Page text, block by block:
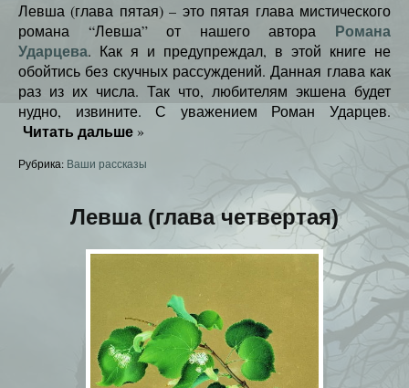
Левша (глава пятая) – это пятая глава мистического
романа “Левша” от нашего автора Романа
Ударцева. Как я и предупреждал, в этой книге не
обойтись без скучных рассуждений. Данная глава как
раз из их числа. Так что, любителям экшена будет
нудно, извините. С уважением Роман Ударцев.
Читать дальше »
Рубрика: Ваши рассказы
Левша (глава четвертая)